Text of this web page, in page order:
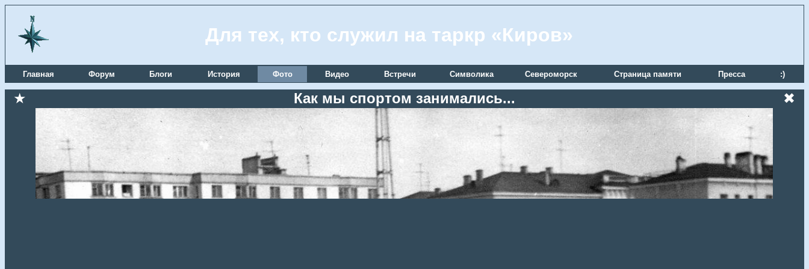
Для тех, кто служил на таркр «Киров»
Главная Форум Блоги История Фото Видео Встречи Символика Североморск Страница памяти Пресса :)
★ Как мы спортом занимались... ✖